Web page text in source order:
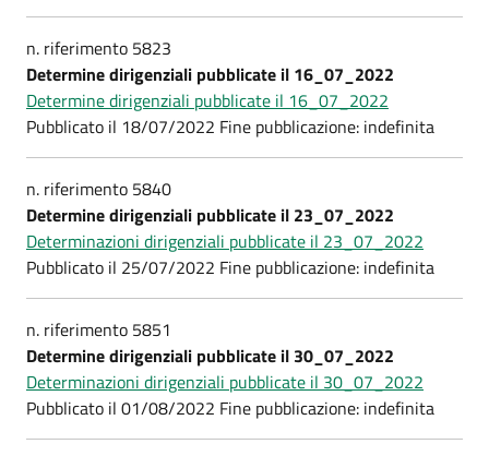
n. riferimento 5823
Determine dirigenziali pubblicate il 16_07_2022
Determine dirigenziali pubblicate il 16_07_2022
Pubblicato il 18/07/2022 Fine pubblicazione: indefinita
n. riferimento 5840
Determine dirigenziali pubblicate il 23_07_2022
Determinazioni dirigenziali pubblicate il 23_07_2022
Pubblicato il 25/07/2022 Fine pubblicazione: indefinita
n. riferimento 5851
Determine dirigenziali pubblicate il 30_07_2022
Determinazioni dirigenziali pubblicate il 30_07_2022
Pubblicato il 01/08/2022 Fine pubblicazione: indefinita